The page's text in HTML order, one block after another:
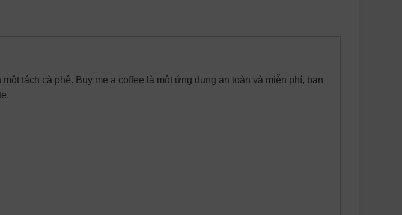
tách cà phê. Buy me a coffee là một ứng dụng an toàn và miễn phí, bạn